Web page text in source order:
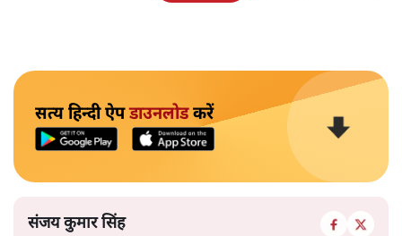
सत्य हिन्दी ऐपडाउनलोडकरें
संजय कुमार सिंह